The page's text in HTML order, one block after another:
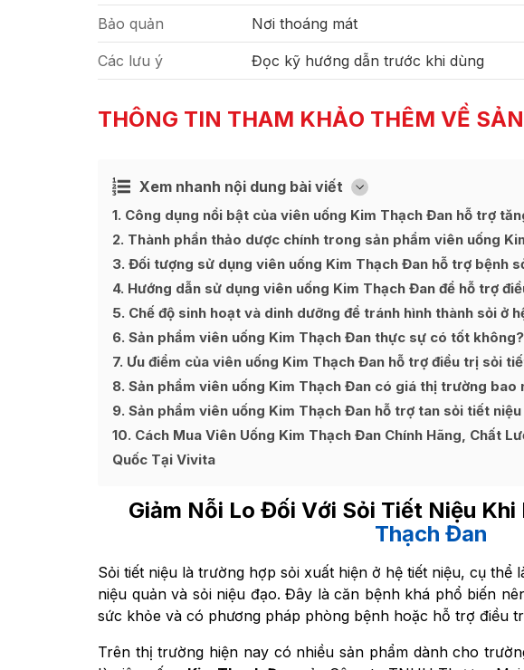
Bảo quản Nơi thoáng mát
Các lưu ý Đọc kỹ hướng dẫn trước khi dùng
THÔNG TIN THAM KHẢO THÊM VỀ
Xem nhanh nội dung bài viết [
Ẩn
1 Công dụng nổi bật của viên uống Kim Thạch Đan hỗ trợ
2 Thành phần thảo dược chính trong sản phẩm viên uống
3 Đối tượng sử dụng viên uống Kim Thạch Đan hỗ trợ bệnh
4 Hướng dẫn sử dụng viên uống Kim Thạch Đan để hỗ trợ
5 Chế độ sinh hoạt và dinh dưỡng để tránh hình thành sỏi ở
6 Sản phẩm viên uống Kim Thạch Đan thực sự có tốt không?
7 Ưu điểm của viên uống Kim Thạch Đan hỗ trợ điều trị sỏi
8 Sản phẩm viên uống Kim Thạch Đan có giá thị trường bao
9 Sản phẩm viên uống Kim Thạch Đan hỗ trợ tan sỏi tiết niệu
10 Cách Mua Viên Uống Kim Thạch Đan Chính Hãng, Chất
Quốc Tại Vivita
Giảm Nỗi Lo Đối Với Sỏi Tiết Niệu
Thạch Đan
Sỏi tiết niệu là trường hợp sỏi xuất hiện ở hệ tiết niệu, cụ thể
niệu quản và sỏi niệu đạo. Đây là căn bệnh khá phổ biến
sức khỏe và có phương pháp phòng bệnh hoặc hỗ trợ điều
Trên thị trường hiện nay có nhiều sản phẩm dành cho